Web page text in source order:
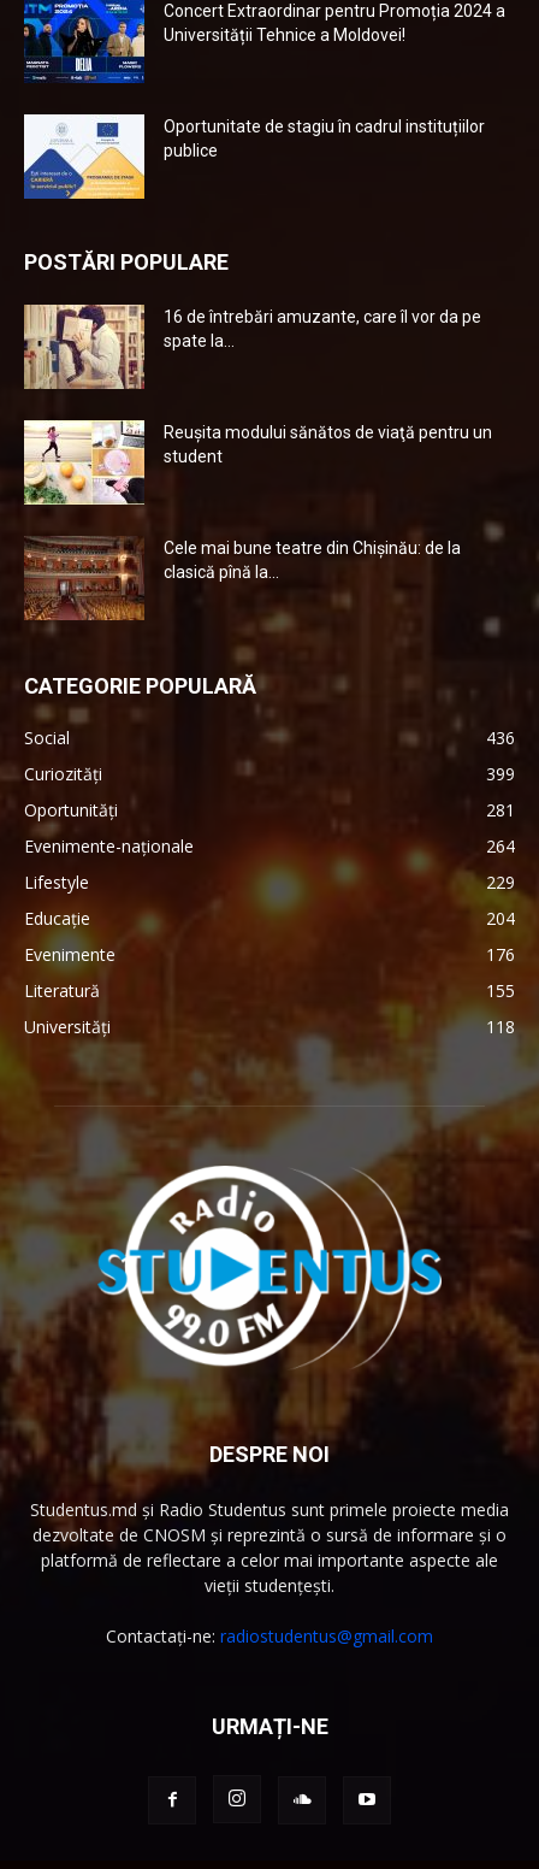
Concert Extraordinar pentru Promoția 2024 a
Universității Tehnice a Moldovei!
Oportunitate de stagiu în cadrul instituțiilor
publice
POSTĂRI POPULARE
16 de întrebări amuzante, care îl vor da pe
spate la...
Reuşita modului sănătos de viaţă pentru un
student
Cele mai bune teatre din Chişinău: de la
clasică pînă la...
CATEGORIE POPULARĂ
Social
436
Curiozități
399
Oportunități
281
Evenimente-naționale
264
Lifestyle
229
Educație
204
Evenimente
176
Literatură
155
Universități
118
DESPRE NOI
Studentus.md și Radio Studentus sunt primele proiecte media
dezvoltate de CNOSM și reprezintă o sursă de informare și o
platformă de reflectare a celor mai importante aspecte ale
vieții studențești.
Contactați-ne: radiostudentus@gmail.com
URMAȚI-NE